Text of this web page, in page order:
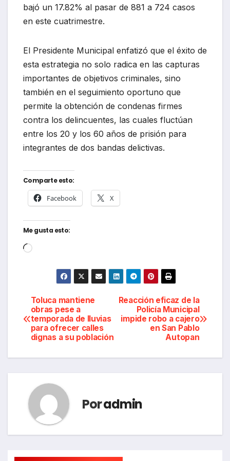
bajó un 17.82% al pasar de 881 a 724 casos
en este cuatrimestre.
El Presidente Municipal enfatizó que el éxito de
esta estrategia no solo radica en las capturas
importantes de objetivos criminales, sino
también en el seguimiento oportuno que
permite la obtención de condenas firmes
contra los delincuentes, las cuales fluctúan
entre los 20 y los 60 años de prisión para
integrantes de dos bandas delictivas.
Comparte esto:
Facebook X
Me gusta esto:
Cargando...
Navegación
de
entradas
Reacción eficaz de la
Policía Municipal
impide robo a cajero
en San Pablo
Autopan
Toluca mantiene
obras pese a
temporada de lluvias
para ofrecer calles
dignas a su población
Poradmin